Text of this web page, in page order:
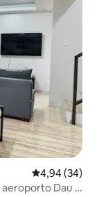
4,94 de uma
4,94 (34)
aeroporto Dau &